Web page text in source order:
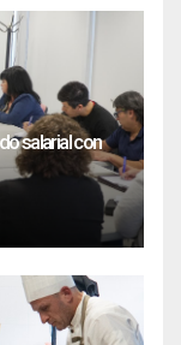
salarial con